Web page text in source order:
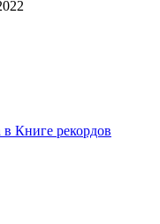
в Книге рекордов